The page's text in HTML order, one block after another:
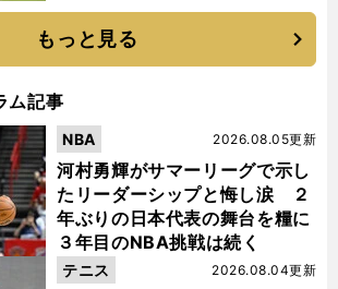
もっと見る
ム記事
河村勇輝がサマーリーグで示し
たリーダーシップと悔し涙 ２
年ぶりの日本代表の舞台を糧に
３年目のNBA挑戦は続く
2026.08.05更新
NBA
2026.08.04更新
テニス